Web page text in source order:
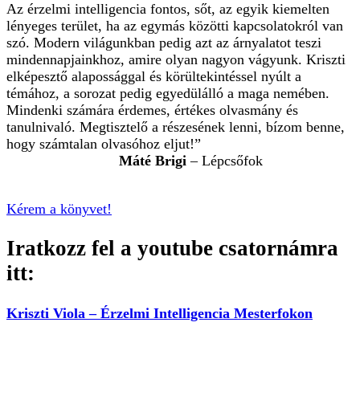
Az érzelmi intelligencia fontos, sőt, az egyik kiemelten
lényeges terület, ha az egymás közötti kapcsolatokról van
szó. Modern világunkban pedig azt az árnyalatot teszi
mindennapjainkhoz, amire olyan nagyon vágyunk. Kriszti
elképesztő alapossággal és körültekintéssel nyúlt a
témához, a sorozat pedig egyedülálló a maga nemében.
Mindenki számára érdemes, értékes olvasmány és
tanulnivaló. Megtisztelő a részesének lenni, bízom benne,
hogy számtalan olvasóhoz eljut!”
Máté Brigi – Lépcsőfok
Kérem a könyvet!
Iratkozz fel a youtube csatornámra
itt:
Kriszti Viola – Érzelmi Intelligencia Mesterfokon